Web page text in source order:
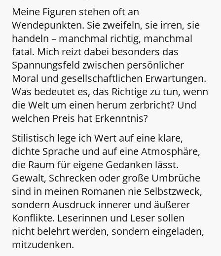
Meine Figuren stehen oft an
Wendepunkten. Sie zweifeln, sie irren, sie
handeln – manchmal richtig, manchmal
fatal. Mich reizt dabei besonders das
Spannungsfeld zwischen persönlicher
Moral und gesellschaftlichen Erwartungen.
Was bedeutet es, das Richtige zu tun, wenn
die Welt um einen herum zerbricht? Und
welchen Preis hat Erkenntnis?
Stilistisch lege ich Wert auf eine klare,
dichte Sprache und auf eine Atmosphäre,
die Raum für eigene Gedanken lässt.
Gewalt, Schrecken oder große Umbrüche
sind in meinen Romanen nie Selbstzweck,
sondern Ausdruck innerer und äußerer
Konflikte. Leserinnen und Leser sollen
nicht belehrt werden, sondern eingeladen,
mitzudenken.